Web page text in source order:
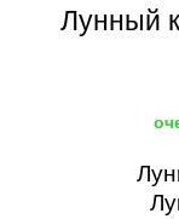
Лунный